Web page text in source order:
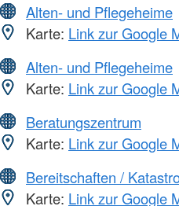
Alten- und Pflegeheime
Karte: Link zur Google
Alten- und Pflegeheime
Karte: Link zur Google
Beratungszentrum
Karte: Link zur Google
Bereitschaften /
Karte: Link zur Google